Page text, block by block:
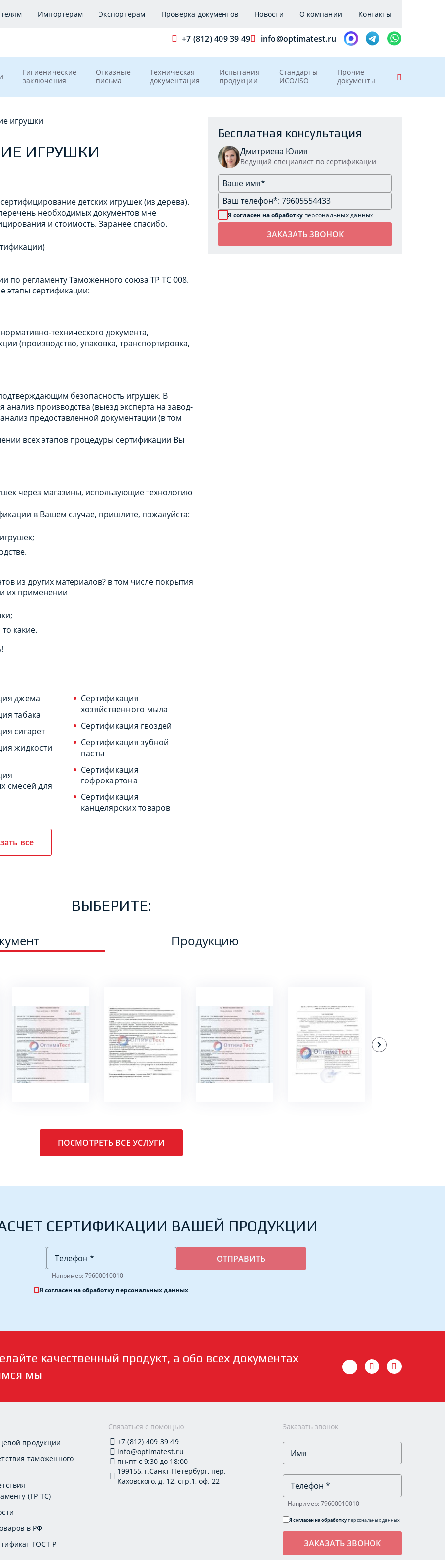
Импортерам Экспортерам Проверка документов Новости О компании Контакты
+7 (812) 409 39 49 info@optimatest.ru
Гигиенические
заключения
Отказные
письма
Техническая
документация
Испытания
продукции
Стандарты
ИСО/ISO
Прочие
документы
игрушки
ИГРУШКИ
детских игрушек (из дерева).
необходимых документов мне
и стоимость. Заранее спасибо.
по регламенту Таможенного союза ТР ТС 008.
этапы сертификации:
технического документа,
(производство, упаковка, транспортировка,
безопасность игрушек. В
производства (выезд эксперта на завод-
предоставленной документации (в том
всех этапов процедуры сертификации Вы
через магазины, использующие технологию
в Вашем случае, пришлите, пожалуйста:
из других материалов? в том числе покрытия
их применении
какие.
джема
табака
сигарет
жидкости
смесей для
Сертификация
хозяйственного мыла
Сертификация гвоздей
Сертификация зубной
пасты
Сертификация
гофрокартона
Сертификация
канцелярских товаров
все
Бесплатная консультация
Дмитриева Юлия
Ведущий специалист по сертификации
Я согласен на обработку персональных данных
ВЫБЕРИТЕ:
Продукцию
ПОДРОБНЕЕ ПОДРОБНЕЕ ПОДРОБНЕЕ ПОДРОБНЕЕ
ПОСМОТРЕТЬ ВСЕ УСЛУГИ
СЕРТИФИКАЦИИ ВАШЕЙ ПРОДУКЦИИ
Например: 79600010010
Я согласен на обработку персональных данных
качественный продукт, а обо всех документах
мы
продукции
таможенного
(ТР ТС)
в РФ
ГОСТ Р
Связаться с помощью
+7 (812) 409 39 49
info@optimatest.ru
пн-пт с 9:30 до 18:00
199155, г.Санкт-Петербург, пер.
Каховского, д. 12, стр.1, оф. 22
Заказать звонок
Например: 79600010010
Я согласен на обработкуперсональных данных